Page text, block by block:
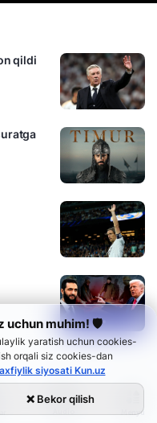
uchun muhim! 🛡
yaratish uchun cookies-
orqali siz cookies-dan
siyosati Kun.uz
❌ Bekor qilish
qildi
Menyu